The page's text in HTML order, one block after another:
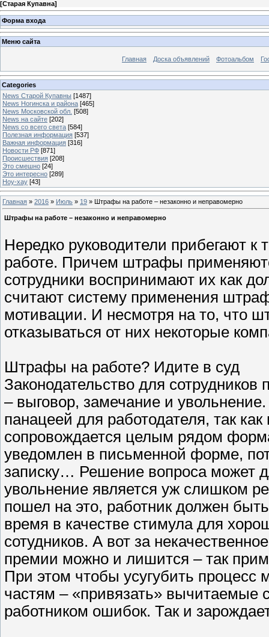
[Старая Купавна]
Форма входа
Меню сайта
Главная Доска объявлений Фотоальбом
Categories
News Старой Купавны [1487]
News Ногинска и района [465]
News Московской обл. [508]
News на сайте [202]
News со всего света [584]
Полезная информация [537]
Важная информация [316]
Новости РФ [871]
Происшествия [208]
Это смешно [24]
Это интересно [289]
Ноу-хау [43]
Главная » 2016 » Июль » 19 » Штрафы на работе – незаконно и неправомерно
Штрафы на работе – незаконно и неправомерно
Нередко руководители прибегают
работе. Причем штрафы
сотрудники воспринимают их как
считают систему применения
мотивации. И несмотря на то, что
отказываться от них некоторые
Штрафы на работе? Идите в суд
Законодательство для сотрудников
– выговор, замечание и
панацеей для работодателя, так
сопровождается целым рядом
уведомлен в письменной форме,
записку… Решение вопроса может
увольнение является уж слишком
пошел на это, работник должен
время в качестве стимула для
сотудников. А вот за
премии можно и лишится – так
При этом чтобы усугубить
частям – «привязать» вычитаемые
работником ошибок. Так и